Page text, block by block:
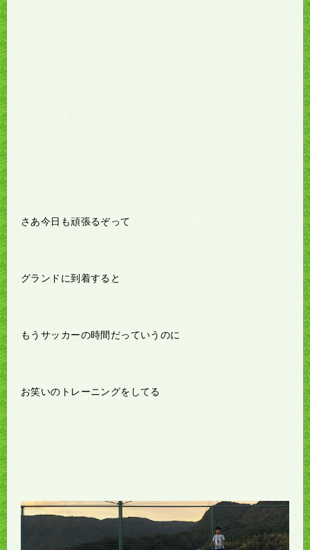
さあ今日も頑張るぞって
グランドに到着すると
もうサッカーの時間だっていうのに
お笑いのトレーニングをしてる